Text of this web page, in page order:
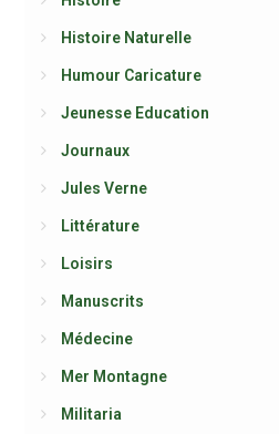
Histoire Naturelle
Humour Caricature
Jeunesse Education
Journaux
Jules Verne
Littérature
Loisirs
Manuscrits
Médecine
Mer Montagne
Militaria